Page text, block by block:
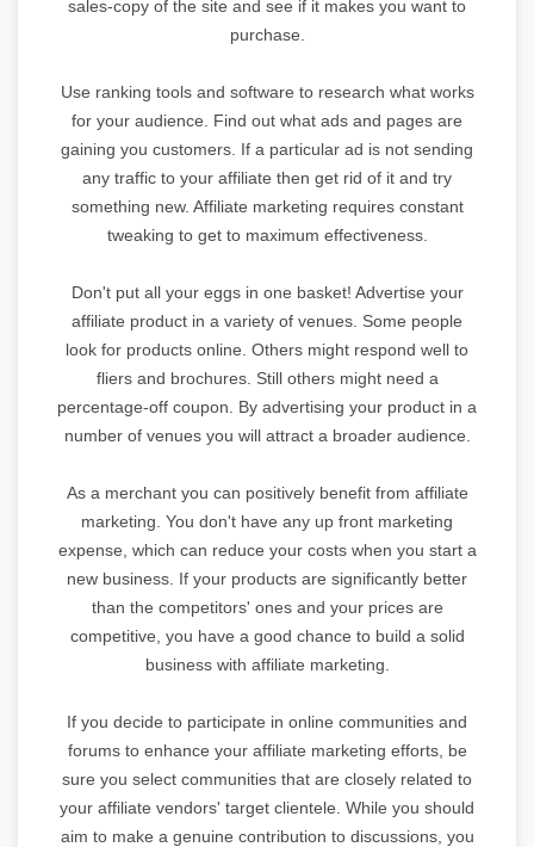
sales-copy of the site and see if it makes you want to
purchase.
Use ranking tools and software to research what works
for your audience. Find out what ads and pages are
gaining you customers. If a particular ad is not sending
any traffic to your affiliate then get rid of it and try
something new. Affiliate marketing requires constant
tweaking to get to maximum effectiveness.
Don't put all your eggs in one basket! Advertise your
affiliate product in a variety of venues. Some people
look for products online. Others might respond well to
fliers and brochures. Still others might need a
percentage-off coupon. By advertising your product in a
number of venues you will attract a broader audience.
As a merchant you can positively benefit from affiliate
marketing. You don't have any up front marketing
expense, which can reduce your costs when you start a
new business. If your products are significantly better
than the competitors' ones and your prices are
competitive, you have a good chance to build a solid
business with affiliate marketing.
If you decide to participate in online communities and
forums to enhance your affiliate marketing efforts, be
sure you select communities that are closely related to
your affiliate vendors' target clientele. While you should
aim to make a genuine contribution to discussions, you